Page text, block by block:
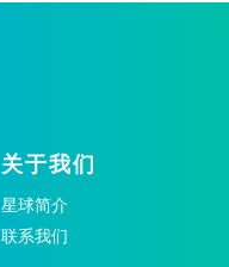
关于我们
星球简介
联系我们